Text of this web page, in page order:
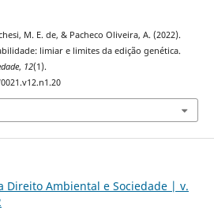
M. E. de, & Pacheco Oliveira, A. (2022).
limiar e limites da edição genética.
, 12(1).
Direito Ambiental e Sociedade | v.